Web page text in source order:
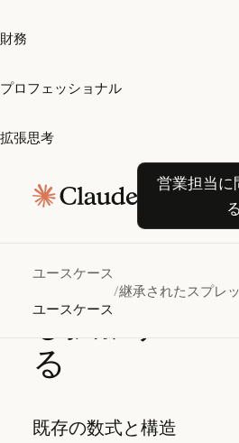
財務
プロフェッショナル
拡張思考
営業担当に
る
ユースケース
ユースケース
/継承されたスプレ
継承され
たスプレ
ッドシー
トを理解
し拡張す
る
既存の数式と構造